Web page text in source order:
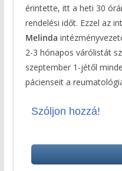
érintette, itt a heti 30
rendelési időt. Ezzel az
Melinda
2-3 hónapos várólistát
szeptember 1-jétől
pácienseit a
Szóljon hozzá!